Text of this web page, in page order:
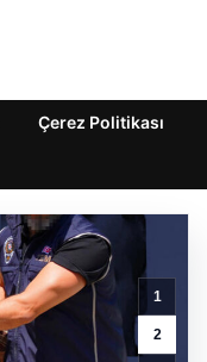
Çerez Politikası
1
2